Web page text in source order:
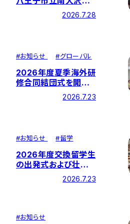
学校にて中学校と企業
を繋ぐ「特別講義」を
2026.7.28
#お知らせ #グローバル
2026年度夏季海外研
修合同結団式を開催
しました―全11研修を
2026.7.23
#お知らせ #留学
2026年度交換留学生
の出発式および壮行
会が開催されました－
27カ国・地域に留学
2026.7.23
#お知らせ